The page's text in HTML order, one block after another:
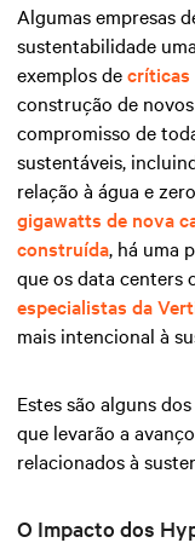
Algumas empresas
sustentabilidade
exemplos decríticas
construção de
compromisso de
sustentáveis,
relação à água e
gigawatts de nova
construída, há uma
que os data centers
especialistas da
mais intencional à
Estes são alguns
que levarão a
relacionados à
O Impacto dos